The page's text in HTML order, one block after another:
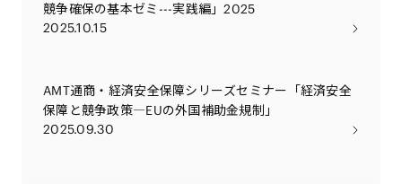
競争確保の基本ゼミ---実践編」2025
2025.10.15
AMT通商・経済安全保障シリーズセミナー「経済安全
保障と競争政策―EUの外国補助金規制」
2025.09.30